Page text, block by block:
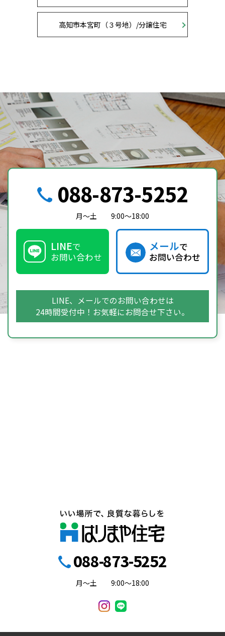
高知市本宮町（３号地）/分譲住宅
088-873-5252
月～土 9:00～18:00
LINEで
お問い合わせ
メールで
お問い合わせ
LINE、メールでのお問い合わせは
24時間受付中！お気軽にお問合せ下さい。
088-873-5252
月～土 9:00～18:00